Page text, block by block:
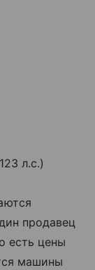
л.с.)
продавец
есть цены
машины